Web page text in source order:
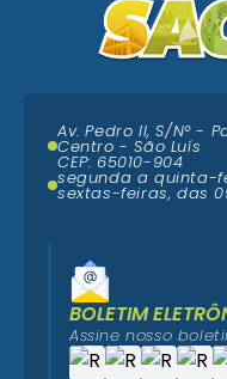
Av. Pedro II, S/N° -
Centro - São Luís
CEP: 65010-904
segunda a quinta-
sextas-feiras, das
BOLETIM
Assine nosso